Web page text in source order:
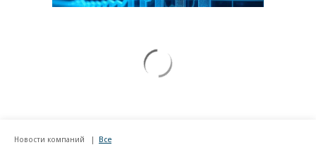
Новости компаний Все